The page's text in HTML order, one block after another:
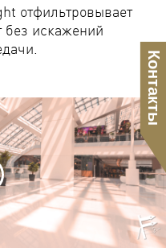
отфильтровывает
без искажений
Контакты